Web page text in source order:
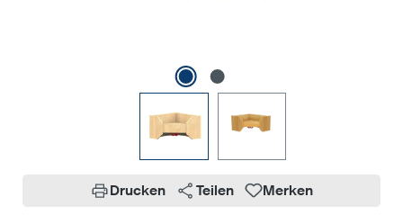
Drucken Teilen Merken